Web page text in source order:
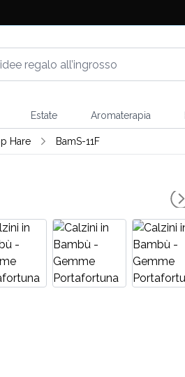
Estate Aromaterapia
Hare BamS-11F